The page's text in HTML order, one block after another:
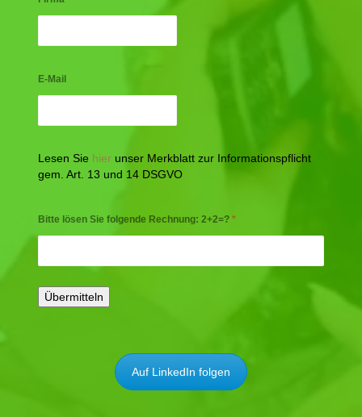
E-Mail
Lesen Sie hier unser Merkblatt zur Informationspflicht
gem. Art. 13 und 14 DSGVO
Bitte lösen Sie folgende Rechnung: 2+2=? *
Auf LinkedIn folgen